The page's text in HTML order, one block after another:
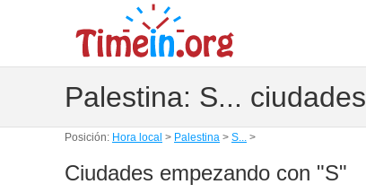
Palestina: S... ciudades
Posición: Hora local > Palestina > S... >
Ciudades empezando con "S"